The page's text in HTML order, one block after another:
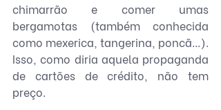
chimarrão e comer umas
bergamotas (também conhecida
como mexerica, tangerina, poncã...).
Isso, como diria aquela propaganda
de cartões de crédito, não tem
preço.